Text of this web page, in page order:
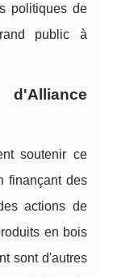
politiques de
public à
d'Alliance
soutenir ce
finançant des
actions de
en bois
sont d'autres